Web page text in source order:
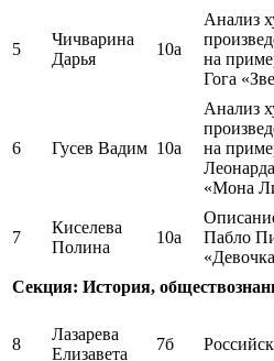
5
Чичварина
Дарья
10а
Анализ
на
Гога
6 Гусев Вадим 10а
Анализ
на
«Мона
7
Киселева
Полина
10а
Пабло
Секция: История,
8
Лазарева
Елизавета
7б